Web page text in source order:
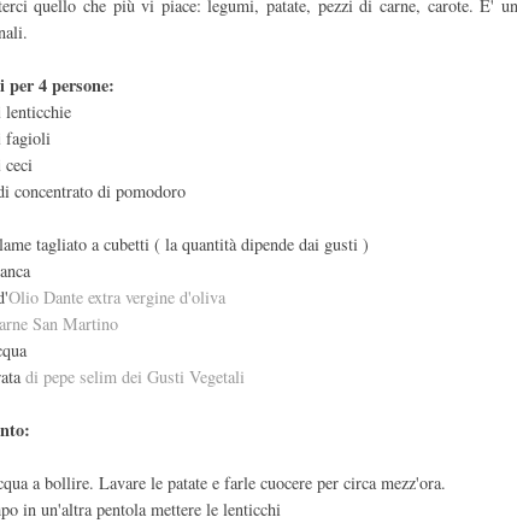
quello che più vi piace: legumi, patate, pezzi di carne, carote. E'
4 persone:
lenticchie
fagioli
ceci
concentrato di pomodoro
tagliato a cubetti ( la quantità dipende dai gusti )
Olio Dante extra vergine d'oliva
San Martino
di pepe selim dei Gusti Vegetali
a bollire. Lavare le patate e farle cuocere per circa mezz'ora.
in un'altra pentola mettere le lenticchi